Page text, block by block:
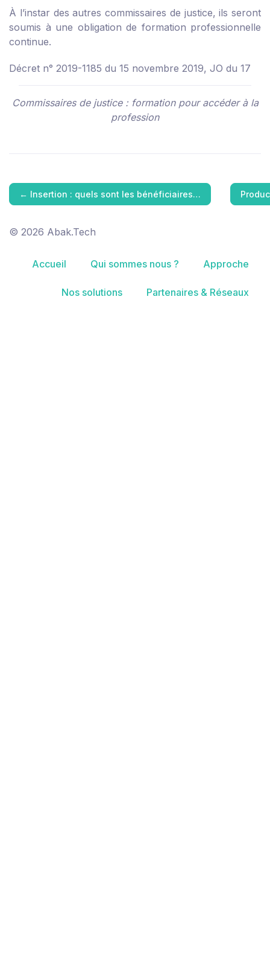
À l’instar des autres commissaires de justice, ils seront
soumis à une obligation de formation professionnelle
continue.
Décret n° 2019-1185 du 15 novembre 2019, JO du 17
Commissaires de justice : formation pour accéder à la
profession
← Insertion : quels sont les bénéficiaires…
© 2026 Abak.Tech
Accueil Qui sommes nous ? Approche
Nos solutions Partenaires & Réseaux